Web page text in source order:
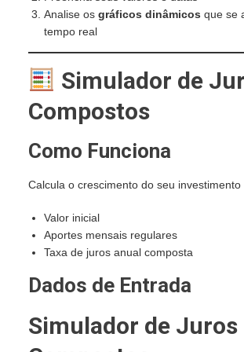
Analise osgráficos dinâmicos que se
tempo real
Simulador de
Compostos
Como Funciona
Calcula o crescimento do seu
Valor inicial
Aportes mensais regulares
Taxa de juros anual composta
Dados de Entrada
Simulador de Juros